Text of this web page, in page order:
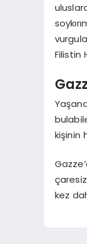
Filistin
kişinin
kez